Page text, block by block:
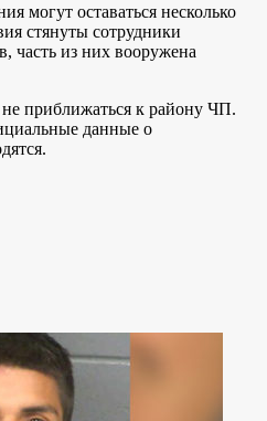
могут оставаться несколько
стянуты сотрудники
часть из них вооружена
приближаться к району ЧП.
данные о